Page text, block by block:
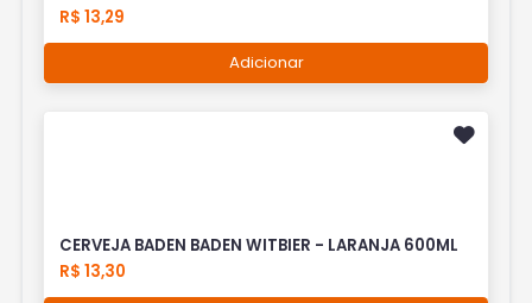
R$ 13,29
Adicionar
CERVEJA BADEN BADEN WITBIER - LARANJA 600ML
R$ 13,30